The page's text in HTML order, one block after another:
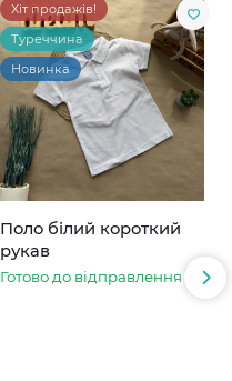
Хіт продажів!
Туреччина
Новинка
Поло білий короткий
рукав
Готово до відправлення